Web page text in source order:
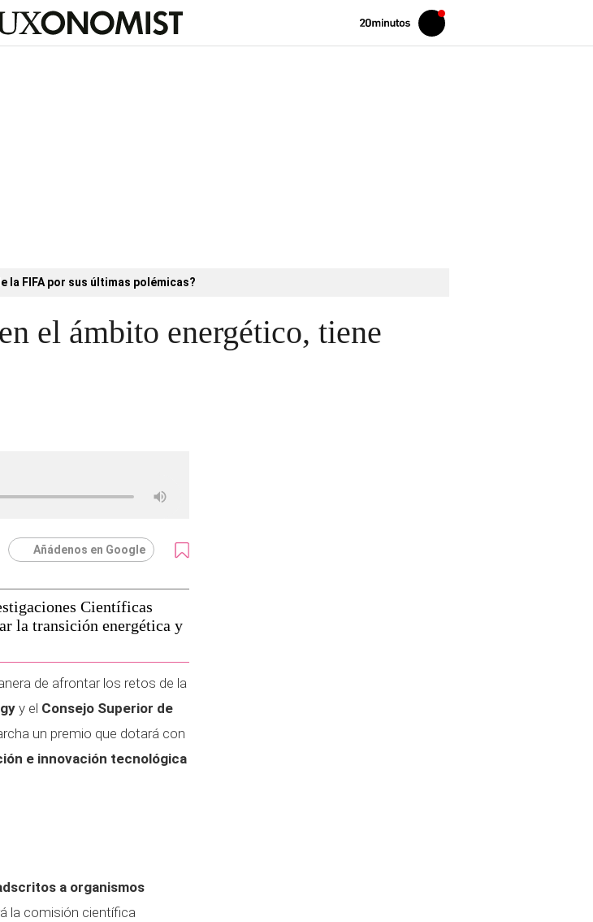
Volver
Iniciar
sesión
FIFA por sus últimas polémicas?
el ámbito energético, tiene
Añádenos en Google
Científicas
la transición energética y
de afrontar los retos de la
y el Consejo Superior de
un premio que dotará con
e innovación tecnológica
a organismos
la comisión científica